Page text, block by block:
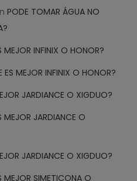
PODE TOMAR ÁGUA NO
MEJOR INFINIX O HONOR?
ES MEJOR INFINIX O HONOR?
JARDIANCE O XIGDUO?
MEJOR JARDIANCE O
JARDIANCE O XIGDUO?
MEJOR SIMETICONA O